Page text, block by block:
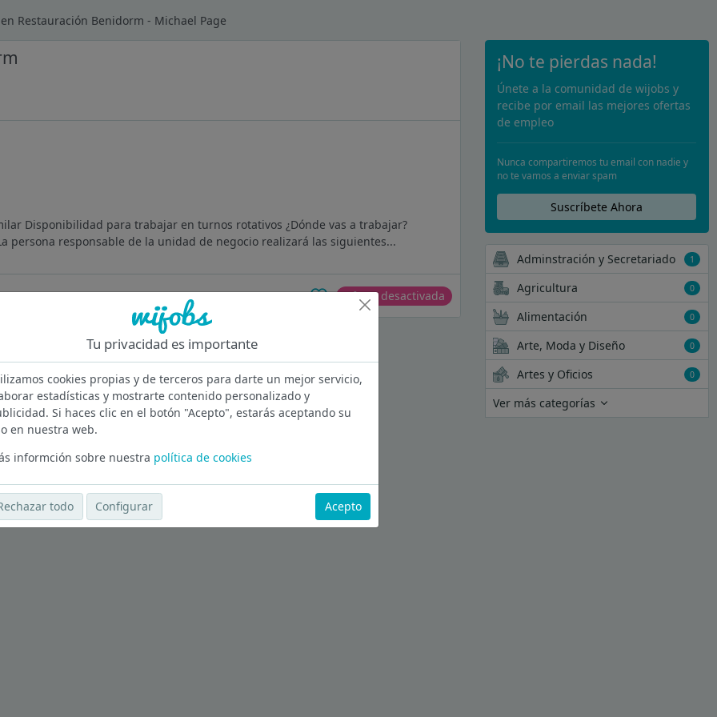
Restauración Benidorm - Michael Page
Disponibilidad para trabajar en turnos rotativos ¿Dónde vas a trabajar?
persona responsable de la unidad de negocio realizará las siguientes...
Oferta desactivada
Ver más ofertas
¡No te pierdas nada!
Únete a la comunidad de wijobs y
recibe por email las mejores ofertas
de empleo
Nunca compartiremos tu email con nadie y
no te vamos a enviar spam
Suscríbete Ahora
Adminstración y Secretariado 1
Agricultura 0
Alimentación 0
Arte, Moda y Diseño 0
Artes y Oficios 0
Ver más categorías
Tu privacidad es importante
cookies propias y de terceros para darte un mejor servicio,
estadísticas y mostrarte contenido personalizado y
Si haces clic en el botón "Acepto", estarás aceptando su
en nuestra web.
informción sobre nuestra política de cookies
todo Configurar Acepto